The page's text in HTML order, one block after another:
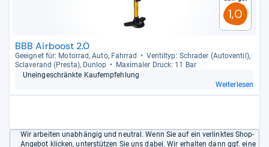
1,0
BBB Airboost 2.0
Geeig­net für: Motor­rad, Auto, Fahr­rad
Ven­til­typ: Schra­der (Auto­ven­til),
Scla­ve­rand (Presta), Dun­lop
Maxi­ma­ler Druck: 11 Bar
Unein­ge­schränkte Kauf­emp­feh­lung
Weiterlesen
Wir arbeiten unabhängig und neutral. Wenn Sie auf ein verlinktes Shop-
Angebot klicken, unterstützen Sie uns dabei. Wir erhalten dann ggf. eine